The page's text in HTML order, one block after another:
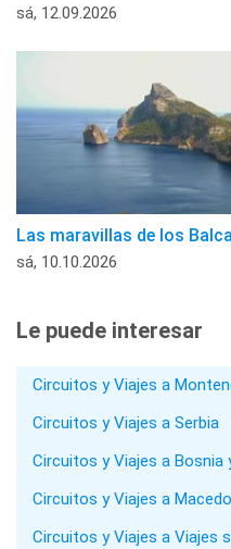
sá, 12.09.2026
Las maravillas de los
sá, 10.10.2026
Le puede interesar
Circuitos y Viajes a
Circuitos y Viajes a Serbia
Circuitos y Viajes a Bosnia
Circuitos y Viajes a
Circuitos y Viajes a Viajes